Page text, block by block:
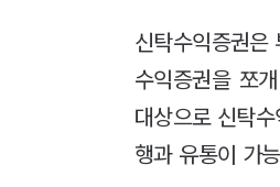
신탁수익증권은
수익증권을 쪼
대상으로 신탁
행과 유통이 가